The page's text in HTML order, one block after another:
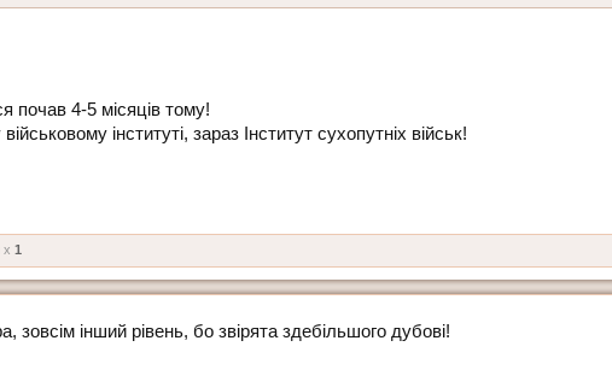
почав 4-5 місяців тому!
інституті, зараз Інститут сухопутніх військ!
x 1
зовсім інший рівень, бо звірята здебільшого дубові!